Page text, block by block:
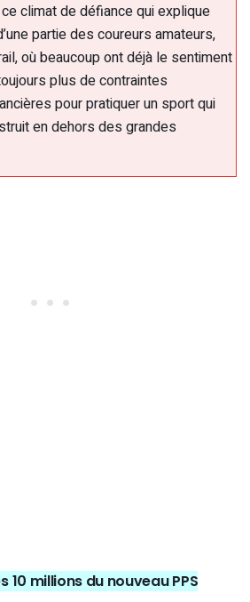
climat de défiance qui explique
partie des coureurs amateurs,
où beaucoup ont déjà le sentiment
plus de contraintes
pour pratiquer un sport qui
en dehors des grandes
10 millions du nouveau PPS